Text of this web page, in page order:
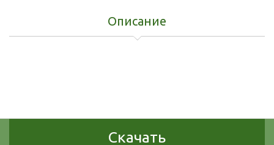
Описание
Скачать